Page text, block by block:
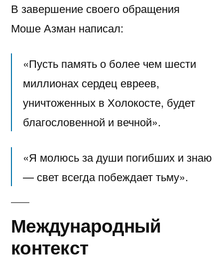
В завершение своего обращения
Моше Азман написал:
«Пусть память о более чем шести
миллионах сердец евреев,
уничтоженных в Холокосте, будет
благословенной и вечной».
«Я молюсь за души погибших и знаю
— свет всегда побеждает тьму».
Международный
контекст